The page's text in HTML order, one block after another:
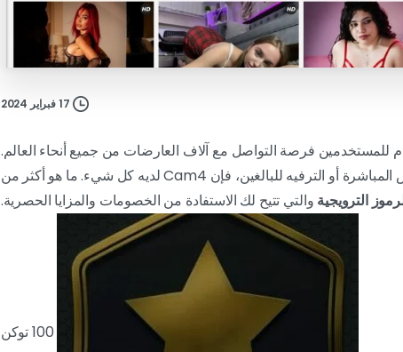
17 فبراير 2024
للمستخدمين فرصة التواصل مع آلاف العارضات من جميع أنحاء العالم.
سواء كنت تبحث عن الدردشة عبر الإنترنت أو العروض المباشرة أو الترفيه للبالغين، فإن Cam4 لديه كل شيء. ما هو أكثر من
الترويجية والتي تتيح لك الاستفادة من الخصومات والمزايا الحصرية.
100 توكن